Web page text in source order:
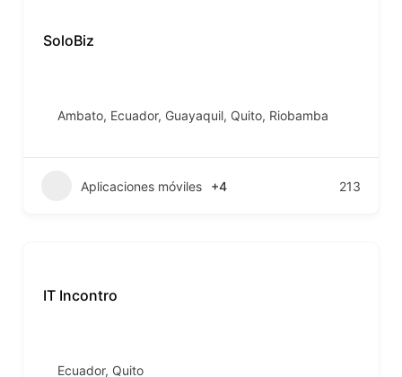
SoloBiz
Ambato, Ecuador, Guayaquil, Quito, Riobamba
Aplicaciones móviles +4 213
IT Incontro
Ecuador, Quito